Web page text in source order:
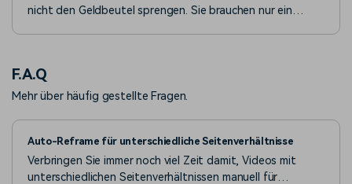
nicht den Geldbeutel sprengen. Sie brauchen nur ein
F.A.Q
Mehr über häufig gestellte Fragen.
Auto-Reframe für unterschiedliche Seitenverhältnisse
Verbringen Sie immer noch viel Zeit damit, Videos mit
unterschiedlichen Seitenverhältnissen manuell für